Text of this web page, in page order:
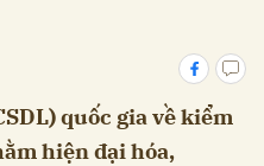
quốc gia về kiểm
hiện đại hóa,
Hủy Gửi